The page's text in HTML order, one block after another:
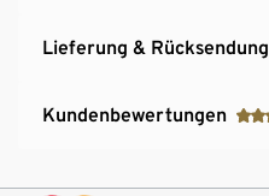
Lieferung & Rücksendung
Kundenbewertungen